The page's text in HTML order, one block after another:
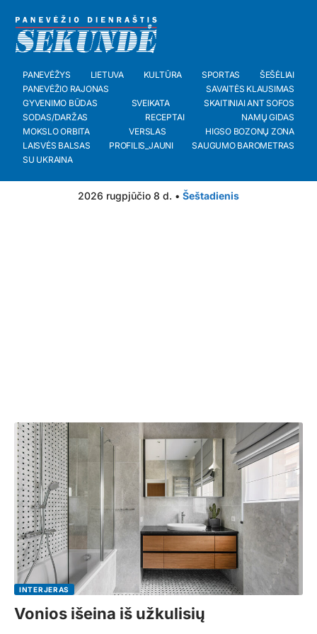
PANEVĖŽYS LIETUVA KULTŪRA SPORTAS
ŠEŠĖLIAI
PANEVĖŽIO RAJONAS
SAVAITĖS KLAUSIMAS
GYVENIMO BŪDAS
SVEIKATA
SKAITINIAI ANT SOFOS
SODAS/DARŽAS
RECEPTAI
NAMŲ GIDAS
MOKSLO ORBITA
VERSLAS
HIGSO BOZONŲ ZONA
LAISVĖS BALSAS
PROFILIS_JAUNI
SAUGUMO BAROMETRAS
SU UKRAINA
2026 rugpjūčio 8 d. • Šeštadienis
INTERJERAS
Vonios išeina iš užkulisių